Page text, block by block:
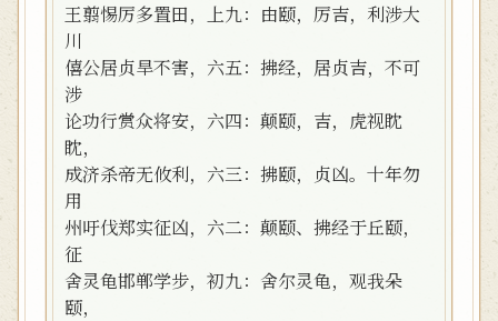
王翦惕厉多置田，上九：由颐，厉吉，利涉大
川
僖公居贞旱不害，六五：拂经，居贞吉，不可
涉
论功行赏众将安，六四：颠颐，吉，虎视眈
眈，
成济杀帝无攸利，六三：拂颐，贞凶。十年勿
用
州吁伐郑实征凶，六二：颠颐、拂经于丘颐，
征
舍灵龟邯郸学步，初九：舍尔灵龟，观我朵
颐，